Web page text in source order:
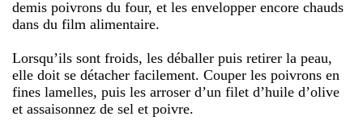
demis poivrons du four, et les envelopper encore chauds
dans du film alimentaire.
Lorsqu’ils sont froids, les déballer puis retirer la peau,
elle doit se détacher facilement. Couper les poivrons en
fines lamelles, puis les arroser d’un filet d’huile d’olive
et assaisonnez de sel et poivre.